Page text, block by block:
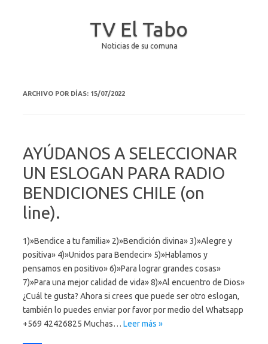
TV El Tabo
Noticias de su comuna
ARCHIVO POR DÍAS: 15/07/2022
AYÚDANOS A SELECCIONAR
UN ESLOGAN PARA RADIO
BENDICIONES CHILE (on
line).
1)»Bendice a tu familia» 2)»Bendición divina» 3)»Alegre y
positiva» 4)»Unidos para Bendecir» 5)»Hablamos y
pensamos en positivo» 6)»Para lograr grandes cosas»
7)»Para una mejor calidad de vida» 8)»Al encuentro de Dios»
¿Cuál te gusta? Ahora si crees que puede ser otro eslogan,
también lo puedes enviar por favor por medio del Whatsapp
+569 42426825 Muchas… Leer más »